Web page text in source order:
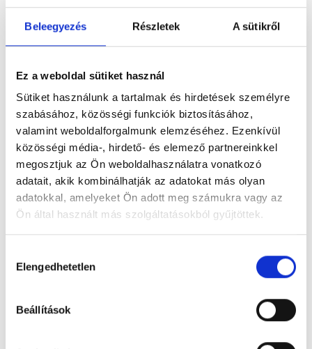
Beleegyezés Részletek A sütikről
Ez a weboldal sütiket használ
Sütiket használunk a tartalmak és hirdetések személyre
szabásához, közösségi funkciók biztosításához,
valamint weboldalforgalmunk elemzéséhez. Ezenkívül
közösségi média-, hirdető- és elemező partnereinkkel
megosztjuk az Ön weboldalhasználatra vonatkozó
adatait, akik kombinálhatják az adatokat más olyan
adatokkal, amelyeket Ön adott meg számukra vagy az
Ön által használt más szolgáltatásokból gyűjtöttek.
Elengedhetetlen
Beállítások
Hozzászólások menüpontjához.
Vélemény, hozzászólás?